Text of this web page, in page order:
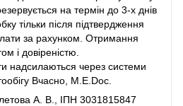
на термін до 3-х днів
тільки після підтвердження
за рахунком. Отримання
і довіреністю.
надсилаються через системи
Вчасно, M.E.Doc.
А. В., ІПН 3031815847